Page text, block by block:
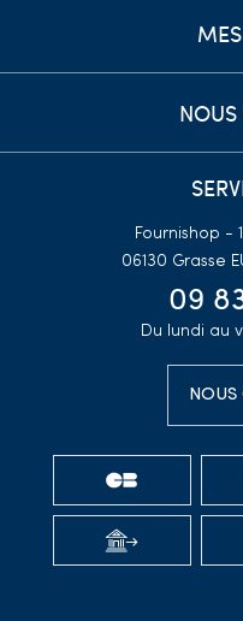
Fournishop -
06130 Grasse
09
Du lundi au